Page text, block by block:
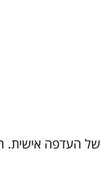
העדפה